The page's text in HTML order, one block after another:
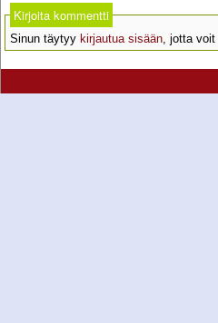
Kirjoita kommentti
Sinun täytyy kirjautua sisään, jotta voit